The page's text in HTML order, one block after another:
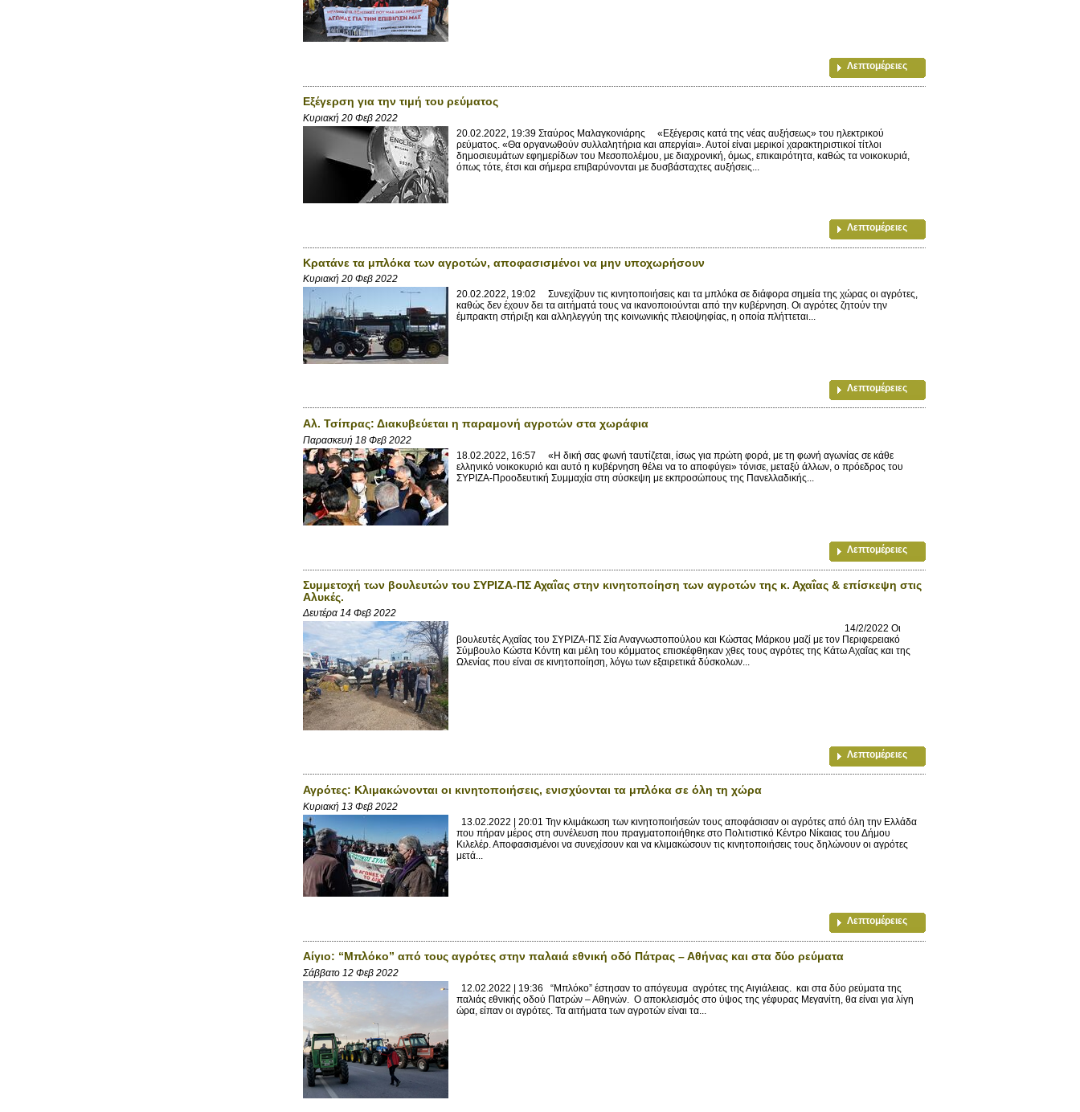
Λεπτομέρειες
Εξέγερση για την τιμή του ρεύματος
Κυριακή 20 Φεβ 2022
20.02.2022, 19:39 Σταύρος Μαλαγκονιάρης «Εξέγερσις κατά της νέας αυξήσεως» του ηλεκτρικού
ρεύματος. «Θα οργανωθούν συλλαλητήρια και απεργίαι». Αυτοί είναι μερικοί χαρακτηριστικοί τίτλοι
δημοσιευμάτων εφημερίδων του Μεσοπολέμου, με διαχρονική, όμως, επικαιρότητα, καθώς τα νοικοκυριά,
όπως τότε, έτσι και σήμερα επιβαρύνονται με δυσβάσταχτες αυξήσεις...
Λεπτομέρειες
Κρατάνε τα μπλόκα των αγροτών, αποφασισμένοι να μην υποχωρήσουν
Κυριακή 20 Φεβ 2022
20.02.2022, 19:02 Συνεχίζουν τις κινητοποιήσεις και τα μπλόκα σε διάφορα σημεία της χώρας οι αγρότες,
καθώς δεν έχουν δει τα αιτήματά τους να ικανοποιούνται από την κυβέρνηση. Οι αγρότες ζητούν την
έμπρακτη στήριξη και αλληλεγγύη της κοινωνικής πλειοψηφίας, η οποία πλήττεται...
Λεπτομέρειες
Αλ. Τσίπρας: Διακυβεύεται η παραμονή αγροτών στα χωράφια
Παρασκευή 18 Φεβ 2022
18.02.2022, 16:57 «Η δική σας φωνή ταυτίζεται, ίσως για πρώτη φορά, με τη φωνή αγωνίας σε κάθε
ελληνικό νοικοκυριό και αυτό η κυβέρνηση θέλει να το αποφύγει» τόνισε, μεταξύ άλλων, ο πρόεδρος του
ΣΥΡΙΖΑ-Προοδευτική Συμμαχία στη σύσκεψη με εκπροσώπους της Πανελλαδικής...
Λεπτομέρειες
Συμμετοχή των βουλευτών του ΣΥΡΙΖΑ-ΠΣ Αχαΐας στην κινητοποίηση των αγροτών της κ. Αχαΐας & επίσκεψη στις
Αλυκές.
Δευτέρα 14 Φεβ 2022
14/2/2022 Οι
βουλευτές Αχαΐας του ΣΥΡΙΖΑ-ΠΣ Σία Αναγνωστοπούλου και Κώστας Μάρκου μαζί με τον Περιφερειακό
Σύμβουλο Κώστα Κόντη και μέλη του κόμματος επισκέφθηκαν χθες τους αγρότες της Κάτω Αχαΐας και της
Ωλενίας που είναι σε κινητοποίηση, λόγω των εξαιρετικά δύσκολων...
Λεπτομέρειες
Αγρότες: Κλιμακώνονται οι κινητοποιήσεις, ενισχύονται τα μπλόκα σε όλη τη χώρα
Κυριακή 13 Φεβ 2022
13.02.2022 | 20:01 Την κλιμάκωση των κινητοποιήσεών τους αποφάσισαν οι αγρότες από όλη την Ελλάδα
που πήραν μέρος στη συνέλευση που πραγματοποιήθηκε στο Πολιτιστικό Κέντρο Νίκαιας του Δήμου
Κιλελέρ. Αποφασισμένοι να συνεχίσουν και να κλιμακώσουν τις κινητοποιήσεις τους δηλώνουν οι αγρότες
μετά...
Λεπτομέρειες
Αίγιο: “Μπλόκο” από τους αγρότες στην παλαιά εθνική οδό Πάτρας – Αθήνας και στα δύο ρεύματα
Σάββατο 12 Φεβ 2022
12.02.2022 | 19:36 “Μπλόκο” έστησαν το απόγευμα αγρότες της Αιγιάλειας. και στα δύο ρεύματα της
παλιάς εθνικής οδού Πατρών – Αθηνών. Ο αποκλεισμός στο ύψος της γέφυρας Μεγανίτη, θα είναι για λίγη
ώρα, είπαν οι αγρότες. Τα αιτήματα των αγροτών είναι τα...